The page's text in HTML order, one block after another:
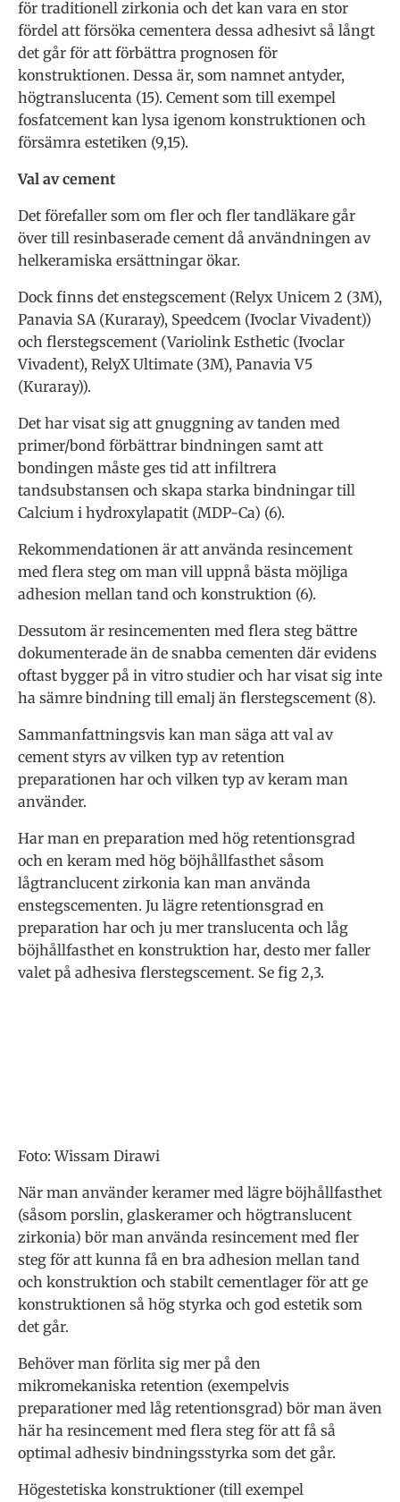
för traditionell zirkonia och det kan vara en stor
fördel att försöka cementera dessa adhesivt så långt
det går för att förbättra prognosen för
konstruktionen. Dessa är, som namnet antyder,
högtranslucenta (15). Cement som till exempel
fosfatcement kan lysa igenom konstruktionen och
försämra estetiken (9,15).
Val av cement
Det förefaller som om fler och fler tandläkare går
över till resinbaserade cement då användningen av
helkeramiska ersättningar ökar.
Dock finns det enstegscement (Relyx Unicem 2 (3M),
Panavia SA (Kuraray), Speedcem (Ivoclar Vivadent))
och flerstegscement (Variolink Esthetic (Ivoclar
Vivadent), RelyX Ultimate (3M), Panavia V5
(Kuraray)).
Det har visat sig att gnuggning av tanden med
primer/bond förbättrar bindningen samt att
bondingen måste ges tid att infiltrera
tandsubstansen och skapa starka bindningar till
Calcium i hydroxylapatit (MDP-Ca) (6).
Rekommendationen är att använda resincement
med flera steg om man vill uppnå bästa möjliga
adhesion mellan tand och konstruktion (6).
Dessutom är resincementen med flera steg bättre
dokumenterade än de snabba cementen där evidens
oftast bygger på in vitro studier och har visat sig inte
ha sämre bindning till emalj än flerstegscement (8).
Sammanfattningsvis kan man säga att val av
cement styrs av vilken typ av retention
preparationen har och vilken typ av keram man
använder.
Har man en preparation med hög retentionsgrad
och en keram med hög böjhållfasthet såsom
lågtranclucent zirkonia kan man använda
enstegscementen. Ju lägre retentionsgrad en
preparation har och ju mer translucenta och låg
böjhållfasthet en konstruktion har, desto mer faller
valet på adhesiva flerstegscement. Se fig 2,3.
Foto: Wissam Dirawi
När man använder keramer med lägre böjhållfasthet
(såsom porslin, glaskeramer och högtranslucent
zirkonia) bör man använda resincement med fler
steg för att kunna få en bra adhesion mellan tand
och konstruktion och stabilt cementlager för att ge
konstruktionen så hög styrka och god estetik som
det går.
Behöver man förlita sig mer på den
mikromekaniska retention (exempelvis
preparationer med låg retentionsgrad) bör man även
här ha resincement med flera steg för att få så
optimal adhesiv bindningsstyrka som det går.
Högestetiska konstruktioner (till exempel